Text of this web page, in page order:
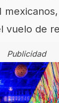
vuelo de
Publicidad